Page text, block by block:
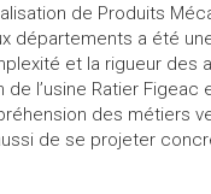
de Produits
départements a été
et la rigueur des
l’usine Ratier Figeac
des métiers
de se projeter